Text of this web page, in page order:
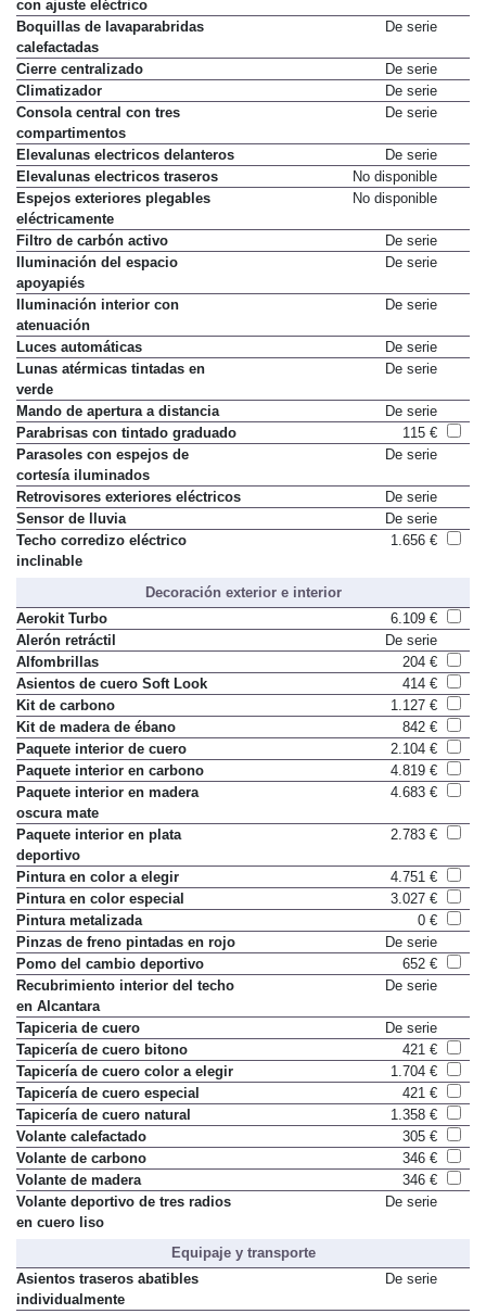
con ajuste eléctrico
Boquillas de lavaparabridas
calefactadas
De serie
Cierre centralizado
De serie
Climatizador
De serie
Consola central con tres
compartimentos
De serie
Elevalunas electricos delanteros
De serie
Elevalunas electricos traseros
No disponible
Espejos exteriores plegables
eléctricamente
No disponible
Filtro de carbón activo
De serie
Iluminación del espacio
apoyapiés
De serie
Iluminación interior con
atenuación
De serie
Luces automáticas
De serie
Lunas atérmicas tintadas en
verde
De serie
Mando de apertura a distancia
De serie
Parabrisas con tintado graduado
115 €
Parasoles con espejos de
cortesía iluminados
De serie
Retrovisores exteriores eléctricos
De serie
Sensor de lluvia
De serie
Techo corredizo eléctrico
inclinable
1.656 €
Decoración exterior e interior
Aerokit Turbo
6.109 €
Alerón retráctil
De serie
Alfombrillas
204 €
Asientos de cuero Soft Look
414 €
Kit de carbono
1.127 €
Kit de madera de ébano
842 €
Paquete interior de cuero
2.104 €
Paquete interior en carbono
4.819 €
Paquete interior en madera
oscura mate
4.683 €
Paquete interior en plata
deportivo
2.783 €
Pintura en color a elegir
4.751 €
Pintura en color especial
3.027 €
Pintura metalizada
0 €
Pinzas de freno pintadas en rojo
De serie
Pomo del cambio deportivo
652 €
Recubrimiento interior del techo
en Alcantara
De serie
Tapiceria de cuero
De serie
Tapicería de cuero bitono
421 €
Tapicería de cuero color a elegir
1.704 €
Tapicería de cuero especial
421 €
Tapicería de cuero natural
1.358 €
Volante calefactado
305 €
Volante de carbono
346 €
Volante de madera
346 €
Volante deportivo de tres radios
en cuero liso
De serie
Equipaje y transporte
Asientos traseros abatibles
individualmente
De serie